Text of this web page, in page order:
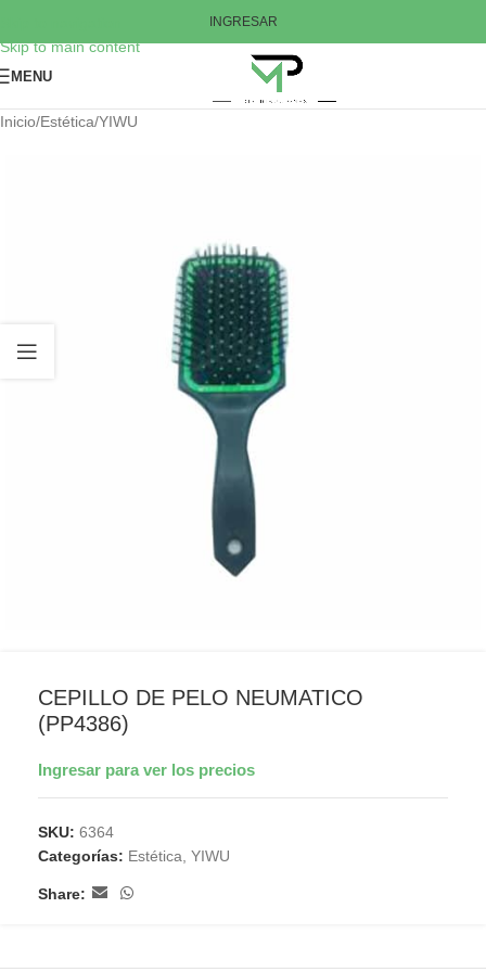
Skip to main content
INGRESAR
MENU
Inicio/Estética/YIWU
CEPILLO DE PELO NEUMATICO
(PP4386)
Ingresar para ver los precios
SKU: 6364
Categorías: Estética YIWU
Share: